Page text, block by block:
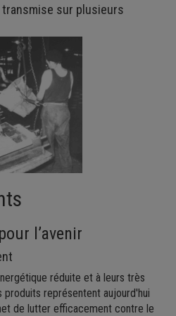
sur plusieurs
l’avenir
réduite et à leurs très
produits représentent aujourd'hui
de lutter efficacement contre le